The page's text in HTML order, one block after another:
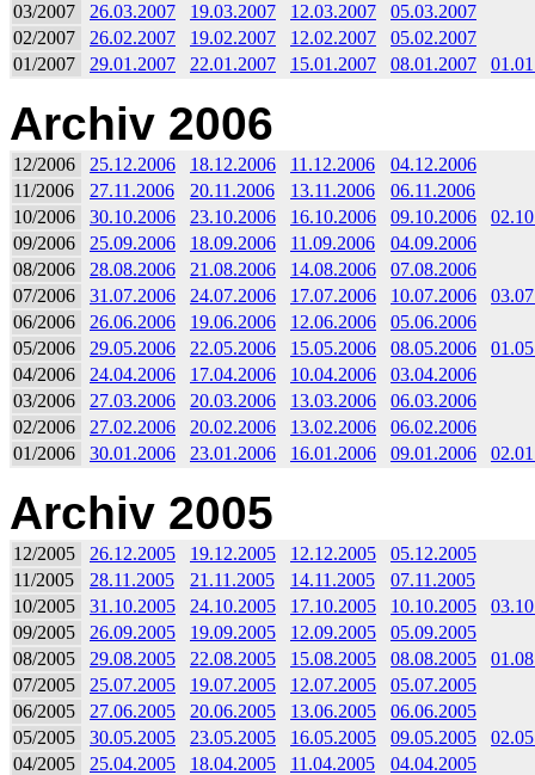
03/2007
26.03.2007 19.03.2007 12.03.2007
05.03.2007
02/2007
26.02.2007 19.02.2007 12.02.2007
05.02.2007
01/2007
29.01.2007 22.01.2007 15.01.2007 08.01.2007
Archiv 2006
12/2006 25.12.2006 18.12.2006 11.12.2006
04.12.2006
11/2006
27.11.2006 20.11.2006 13.11.2006
06.11.2006
10/2006
30.10.2006 23.10.2006 16.10.2006 09.10.2006
09/2006
25.09.2006 18.09.2006 11.09.2006
04.09.2006
08/2006
28.08.2006 21.08.2006 14.08.2006
07.08.2006
07/2006
31.07.2006 24.07.2006 17.07.2006 10.07.2006
06/2006
26.06.2006 19.06.2006 12.06.2006
05.06.2006
05/2006
29.05.2006 22.05.2006 15.05.2006 08.05.2006
04/2006
24.04.2006 17.04.2006 10.04.2006
03.04.2006
03/2006
27.03.2006 20.03.2006 13.03.2006
06.03.2006
02/2006
27.02.2006 20.02.2006 13.02.2006
06.02.2006
01/2006
30.01.2006 23.01.2006 16.01.2006 09.01.2006
Archiv 2005
12/2005 26.12.2005 19.12.2005 12.12.2005
05.12.2005
11/2005
28.11.2005 21.11.2005 14.11.2005
07.11.2005
10/2005
31.10.2005 24.10.2005 17.10.2005 10.10.2005
09/2005
26.09.2005 19.09.2005 12.09.2005
05.09.2005
08/2005
29.08.2005 22.08.2005 15.08.2005 08.08.2005
07/2005
25.07.2005 19.07.2005 12.07.2005
05.07.2005
06/2005
27.06.2005 20.06.2005 13.06.2005
06.06.2005
05/2005
30.05.2005 23.05.2005 16.05.2005 09.05.2005
04/2005
25.04.2005 18.04.2005 11.04.2005
04.04.2005